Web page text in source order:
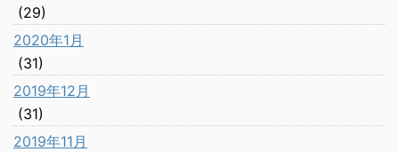
(29)
2020年1月
(31)
2019年12月
(31)
2019年11月